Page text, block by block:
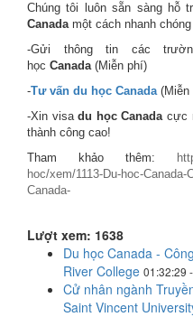
Chúng tôi luôn sẵn sàng hỗ
Canadamột cách nhanh
-Gửi thông tin các
học Canada(Miễn phí)
-Tư vấn du học Canada(Miễn
-Xin visadu học Canadacực
thành công cao!
Tham khảo thêm:
hoc/xem/1113-Du-hoc-
Canada-
Lượt xem: 1638
Du học Canada -
River College 01:32:29
Cử nhân ngành
Saint Vincent